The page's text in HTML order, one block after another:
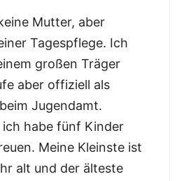
Mutter, aber
Tagespflege. Ich
großen Träger
aber offiziell als
Jugendamt.
ich habe fünf Kinder
Meine Kleinste ist
alt und der älteste